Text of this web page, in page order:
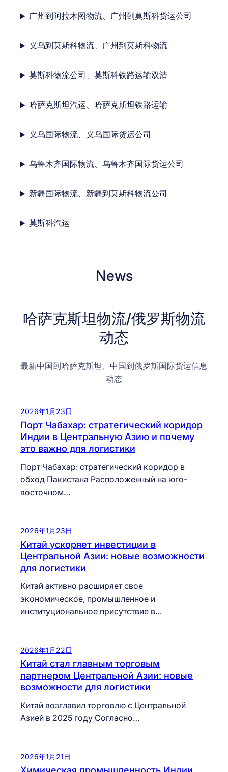
广州到阿拉木图物流、广州到莫斯科货运公司
义乌到莫斯科物流、广州到莫斯科物流
莫斯科物流公司、莫斯科铁路运输双清
哈萨克斯坦汽运、哈萨克斯坦铁路运输
义乌国际物流、义乌国际货运公司
乌鲁木齐国际物流、乌鲁木齐国际货运公司
新疆国际物流、新疆到莫斯科物流公司
莫斯科汽运
News
哈萨克斯坦物流/俄罗斯物流
动态
最新中国到哈萨克斯坦、中国到俄罗斯国际货运信息
动态
2026年1月23日
Порт Чабахар: стратегический коридор
Индии в Центральную Азию и почему
это важно для логистики
Порт Чабахар: стратегический коридор в
обход Пакистана Расположенный на юго-
восточном…
2026年1月23日
Китай ускоряет инвестиции в
Центральной Азии: новые возможности
для логистики
Китай активно расширяет свое
экономическое, промышленное и
институциональное присутствие в…
2026年1月22日
Китай стал главным торговым
партнером Центральной Азии: новые
возможности для логистики
Китай возглавил торговлю с Центральной
Азией в 2025 году Согласно…
2026年1月21日